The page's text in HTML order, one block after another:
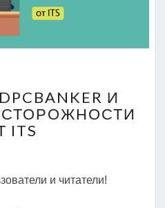
LOADPCBANKER
И
МЕРЫ
И
ITS
и читатели!